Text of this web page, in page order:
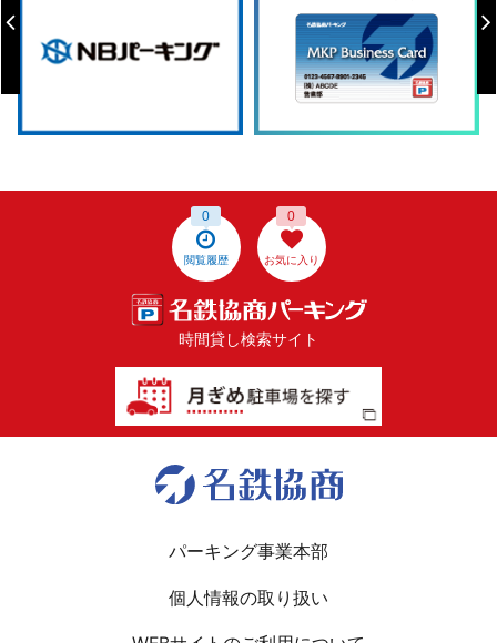
閲覧履歴
0
お気に入り
0
時間貸し検索サイト
パーキング事業本部
個人情報の取り扱い